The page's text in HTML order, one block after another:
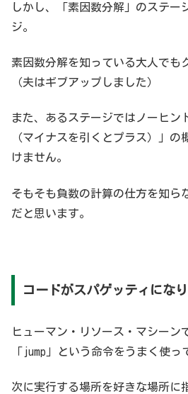
しかし、「素因数分解」のステー
ジ。
素因数分解を知っている大人でも
（夫はギブアップしました）
また、あるステージではノーヒン
（マイナスを引くとプラス）」の
けません。
そもそも負数の計算の仕方を知ら
だと思います。
コードがスパゲッティにな
ヒューマン・リソース・マシーン
「jump」という命令をうまく使っ
次に実行する場所を好きな場所に